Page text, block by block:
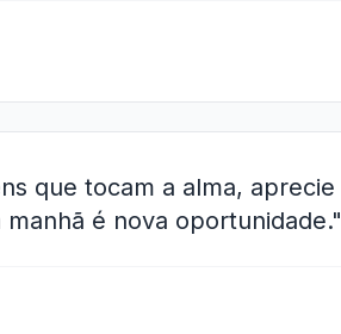
que tocam a alma, aprecie
é nova oportunidade."